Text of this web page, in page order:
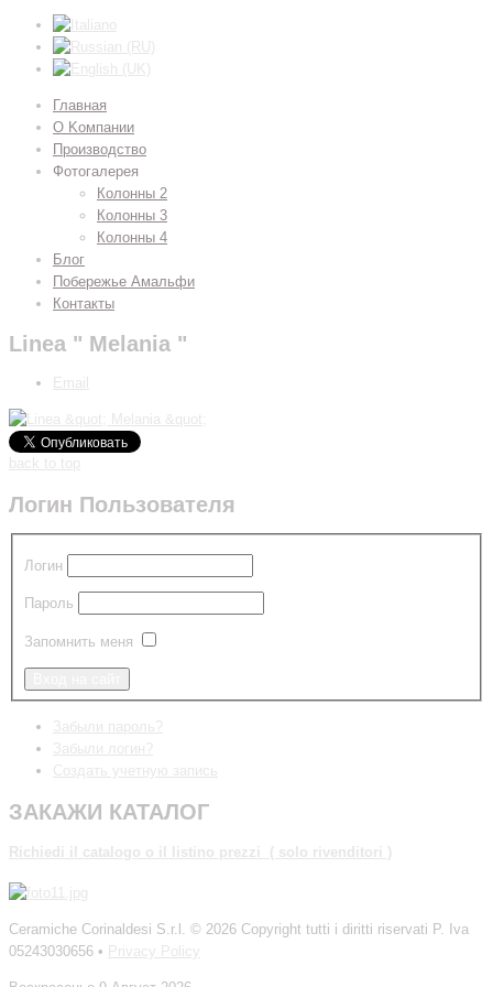
Главная
О Kомпании
Производство
Фотогалерея
Колонны 2
Колонны 3
Колонны 4
Блог
Побережье Амальфи
Контакты
Linea " Melania "
Email
back to top
Логин Пользователя
Логин
Пароль
Запомнить меня
Забыли пароль?
Забыли логин?
Создать учетную запись
ЗАКАЖИ КАТАЛОГ
Richiedi il catalogo o il listino prezzi ( solo rivenditori )
Ceramiche Corinaldesi S.r.l. © 2026 Copyright tutti i diritti riservati P. Iva
05243030656 • Privacy Policy